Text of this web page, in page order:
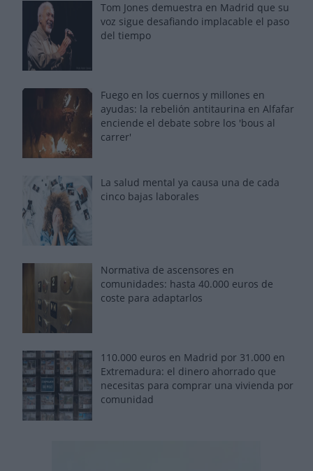
Tom Jones demuestra en Madrid que su
voz sigue desafiando implacable el paso
del tiempo
Fuego en los cuernos y millones en
ayudas: la rebelión antitaurina en Alfafar
enciende el debate sobre los 'bous al
carrer'
La salud mental ya causa una de cada
cinco bajas laborales
Normativa de ascensores en
comunidades: hasta 40.000 euros de
coste para adaptarlos
110.000 euros en Madrid por 31.000 en
Extremadura: el dinero ahorrado que
necesitas para comprar una vivienda por
comunidad